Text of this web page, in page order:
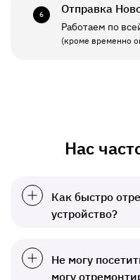
ПН - ПТ
11:00 -
Выходной
6 Отправка
Работаем по
(кроме временно
Нас
Как быстро
устройство?
Не могу
могу